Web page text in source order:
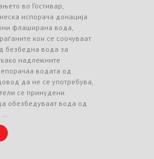
во Гостивар,
испорача донација
флаширана вода,
кои се соочуваат
безбедна вода за
надлежните
водата од
да не се употребува,
се принудени
обезбедуваат вода од
…